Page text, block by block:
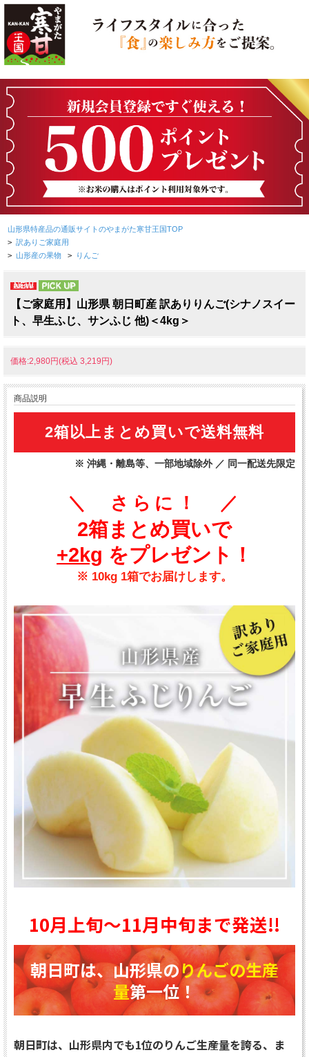
山形県特産品の通販サイトのやまがた寒甘王国TOP
> 訳ありご家庭用
> 山形産の果物 > りんご
NEW PICK UP
【ご家庭用】山形県 朝日町産 訳ありりんご(シナノスイー
ト、早生ふじ、サンふじ 他)＜4kg＞
価格:2,980円(税込 3,219円)
商品説明
2箱以上まとめ買いで送料無料
※ 沖縄・離島等、一部地域除外 ／ 同一配送先限定
＼ さらに！ ／
2箱まとめ買いで
+2kg をプレゼント！
※ 10kg 1箱でお届けします。
10月上旬～11月中旬まで発送!!
朝日町は、山形県のりんごの生産
量第一位！
朝日町は、山形県内でも1位のりんご生産量を誇る、ま